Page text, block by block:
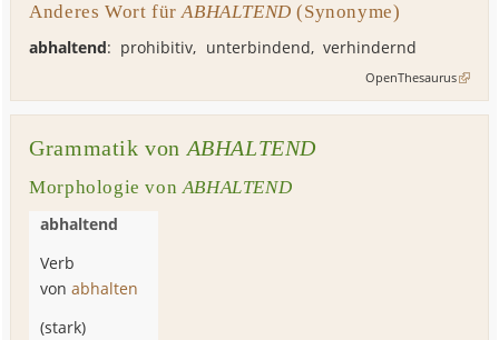
Anderes Wort fürABHALTEND (Synonyme)
abhaltend: prohibitiv, unterbindend, verhindernd
OpenThesaurus
Grammatik von ABHALTEND
Morphologie von ABHALTEND
abhaltend
Verb
vonabhalten
(stark)